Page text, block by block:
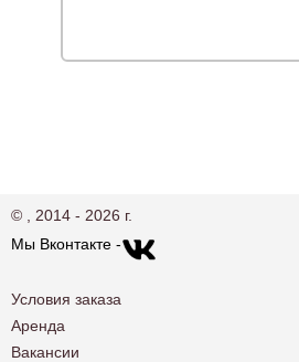
© , 2014 - 2026 г.
Мы Вконтакте -
Условия заказа
Аренда
Вакансии